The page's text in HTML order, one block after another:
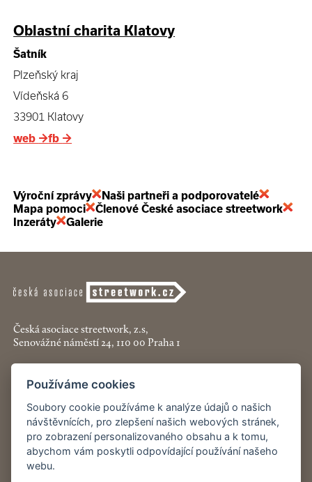
Oblastní charita Klatovy
Šatník
Plzeňský kraj
Vídeňská 6
33901 Klatovy
web →fb →
Výroční zprávy
Naši partneři a podporovatelé
Mapa pomoci
Členové České asociace streetwork
Inzeráty
Galerie
Česká asociace streetwork, z.s,
Senovážné náměstí 24, 110 00 Praha 1
+420 774 913 777
asociace@streetwork.cz
Nastavení cookies
Restartshop.cz
Používáme cookies
Soubory cookie používáme k analýze údajů o našich
návštěvnících, pro zlepšení našich webových stránek,
pro zobrazení personalizovaného obsahu a k tomu,
abychom vám poskytli odpovídající používání našeho
webu.